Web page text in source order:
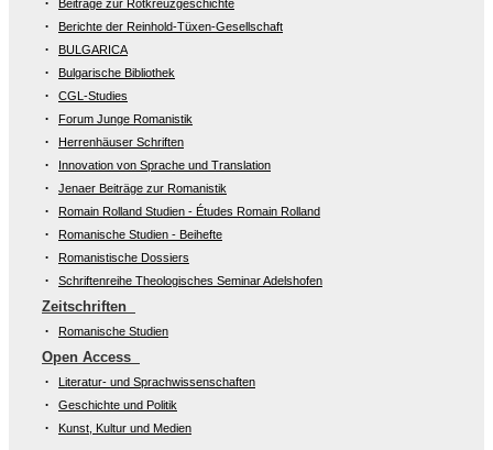
Beiträge zur Rotkreuzgeschichte
Berichte der Reinhold-Tüxen-Gesellschaft
BULGARICA
Bulgarische Bibliothek
CGL-Studies
Forum Junge Romanistik
Herrenhäuser Schriften
Innovation von Sprache und Translation
Jenaer Beiträge zur Romanistik
Romain Rolland Studien - Études Romain Rolland
Romanische Studien - Beihefte
Romanistische Dossiers
Schriftenreihe Theologisches Seminar Adelshofen
Zeitschriften
Romanische Studien
Open Access
Literatur- und Sprachwissenschaften
Geschichte und Politik
Kunst, Kultur und Medien